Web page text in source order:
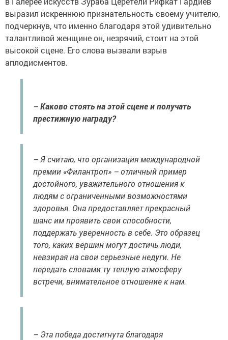
выразил искреннюю признательность своему учителю,
подчеркнув, что именно благодаря этой удивительно
талантливой женщине он, незрячий, стоит на этой
высокой сцене. Его слова вызвали взрыв
аплодисментов.
–Каково стоять на этой сцене и получать
престижную награду?
– Я считаю, что организация международной
премии «Филантроп» – отличный пример
достойного, уважительного отношения к
людям с ограниченными возможностями
здоровья. Она предоставляет прекрасный
шанс им проявить свои способности,
поддержать уверенность в себе. Это образец
того, каких вершин могут достичь люди,
невзирая на свои серьезные недуги. Не
передать словами ту теплую атмосферу
встречи, внимательное отношение к нам.
– Эта победа достигнута благодаря